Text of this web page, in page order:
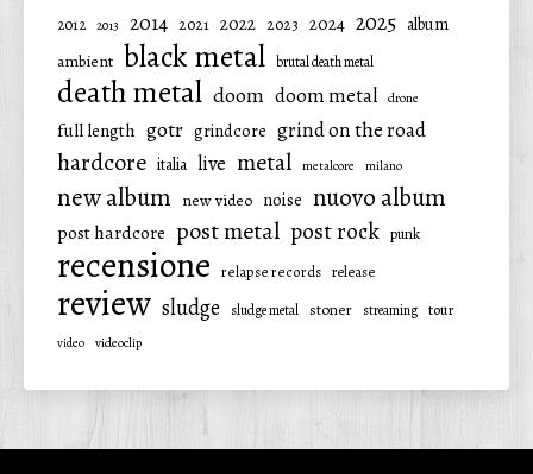
2012 2013 2014 2021 2022 2023 2024 2025 album
ambient black metal brutal death metal
death metal doom doom metal drone
full length gotr grindcore grind on the road
hardcore italia live metal metalcore milano
new album new video noise nuovo album
post hardcore post metal post rock punk
recensione relapse records release
review sludge sludge metal stoner streaming tour
video videoclip